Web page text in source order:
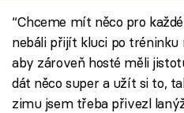
“Chceme mít něco pro
nebáli přijít kluci po tréninku
aby zároveň hosté měli
dát něco super a užít si to,
zimu jsem třeba přivezl